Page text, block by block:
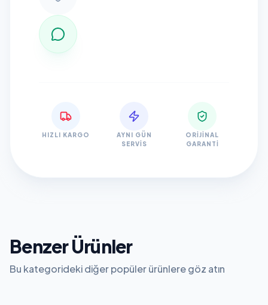
HIZLI KARGO
AYNI GÜN
SERVIS
ORIJINAL
GARANTI
Benzer Ürünler
Bu kategorideki diğer popüler ürünlere göz atın